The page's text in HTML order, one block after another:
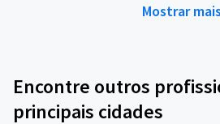
Mostrar mais
Encontre outros
principais cidades